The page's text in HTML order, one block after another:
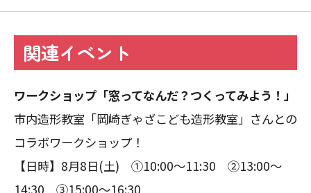
関連イベント
ワークショップ「窓ってなんだ？つくってみよう！」
市内造形教室「岡崎ぎゃざこども造形教室」さんとの
コラボワークショップ！
【日時】8月8日(土) ①10:00～11:30 ②13:00～
14:30 ③15:00～16:30